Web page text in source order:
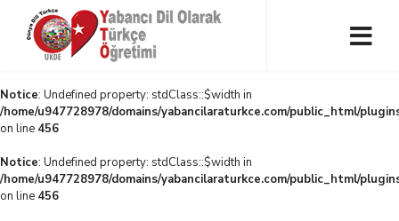
Notice: Undefined property: stdClass::$width in
/home/u947728978/domains/yabancilaraturkce.com/public_html/
on line 456
Notice: Undefined property: stdClass::$width in
/home/u947728978/domains/yabancilaraturkce.com/public_html/
on line 456